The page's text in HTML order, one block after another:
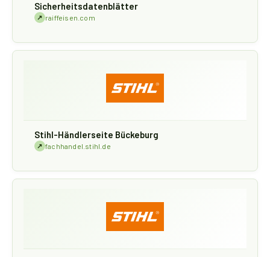
Sicherheitsdatenblätter
↗ raiffeisen.com
Stihl-Händlerseite Bückeburg
↗ fachhandel.stihl.de